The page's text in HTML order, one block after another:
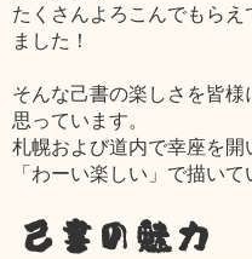
たくさんよろこんでもら
ました！
そんな己書の楽しさを皆
思っています。
札幌および道内で幸座を開
「わーい楽しい」で描いて
己書の魅力